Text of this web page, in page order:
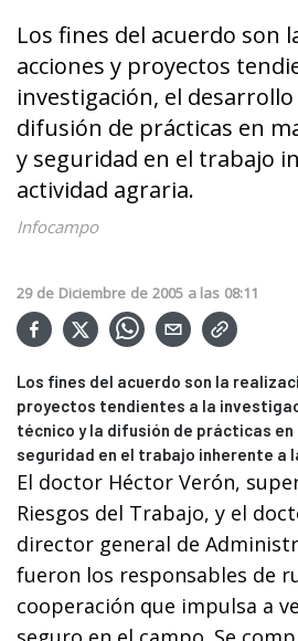
Los fines del acuerdo son
acciones y proyectos
investigación, el desarrollo
difusión de prácticas en
y seguridad en el trabajo
actividad agraria.
Infocampo
29 de Diciembre de 2005 a las 08:11
Los fines del acuerdo son la
proyectos tendientes a la
técnico y la difusión de prácticas
seguridad en el trabajo inherente a
El doctor Héctor Verón,
Riesgos del Trabajo, y el
director general de
fueron los responsables de
cooperación que impulsa a